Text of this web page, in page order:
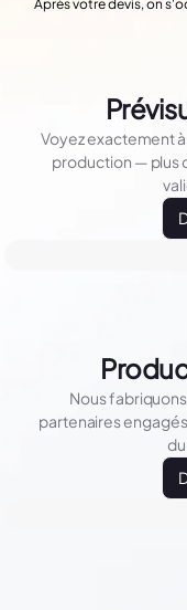
Après votre devis, on
Voyez exactement
production — plus
Nous
partenaires